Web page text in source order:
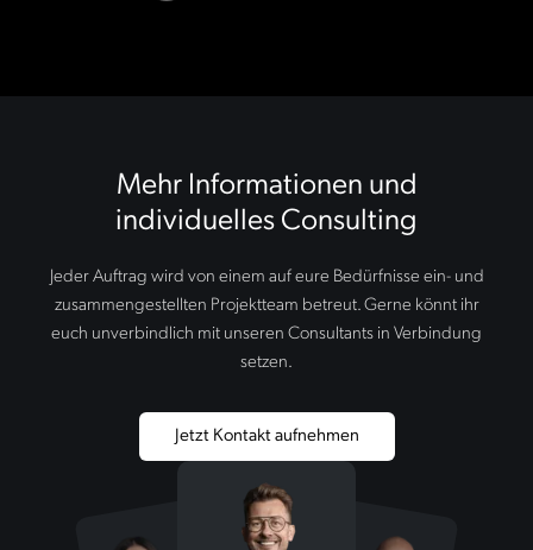
Mehr Informationen und
individuelles Consulting
Jeder Auftrag wird von einem auf eure Bedürfnisse ein- und
zusammengestellten Projektteam betreut. Gerne könnt ihr
euch unverbindlich mit unseren Consultants in Verbindung
setzen.
Jetzt Kontakt aufnehmen